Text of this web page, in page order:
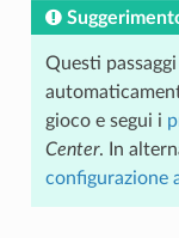
Questi
gioco e segui i
Center. In
configurazione